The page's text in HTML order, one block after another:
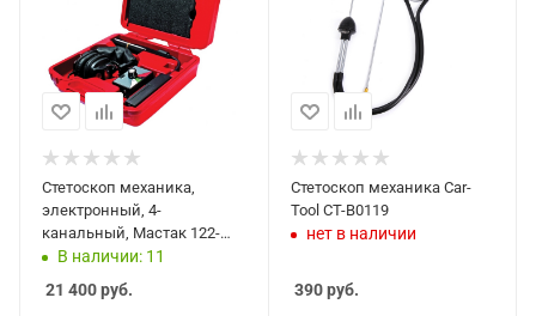
Стетоскоп механика,
электронный, 4-
канальный, Мастак 122-
20001
В наличии: 11
21 400руб.
Стетоскоп механика Car-
Tool CT-B0119
нет в наличии
390руб.